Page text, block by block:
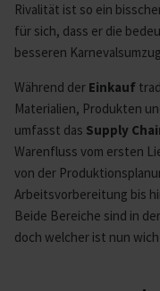
Rivalität ist so ein
für sich, dass er die
besseren
Während der Einkauf
Materialien, Produkten
umfasst das Supply
Warenfluss vom ersten
von der
Arbeitsvorbereitung bis
Beide Bereiche sind in
doch welcher ist nun